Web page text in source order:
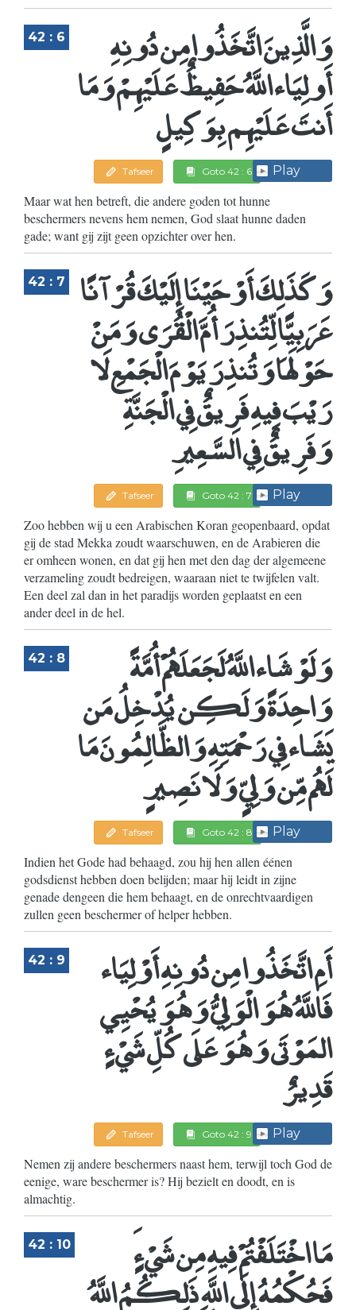
42 : 6 وَالَّذِينَ اتَّخَذُوا مِن دُونِهِ
أَولِيَاء اللَّهُ حَفِيظٌ عَلَيْهِمْ وَمَا
أَنتَ عَلَيْهِم بِوَكِيلٍ
Tafseer Goto 42 : 6 Play
Maar wat hen betreft, die andere goden tot hunne
beschermers nevens hem nemen, God slaat hunne daden
gade; want gij zijt geen opzichter over hen.
42 : 7 وَكَذَلِكَ أَوْحَيْنَا إِلَيْكَ قُرْآنًا
عَرَبِيًّا لِّتُنذِرَ أُمَّ الْقُرَى وَمَنْ
حَوْلَهَا وَتُنذِرَ يَوْمَ الْجَمْعِ لَا
رَيْبَ فِيهِ فَرِيقٌ فِي الْجَنَّةِ
وَفَرِيقٌ فِي السَّعِيرِ
Tafseer Goto 42 : 7 Play
Zoo hebben wij u een Arabischen Koran geopenbaard, opdat
gij de stad Mekka zoudt waarschuwen, en de Arabieren die
er omheen wonen, en dat gij hen met den dag der algemeene
verzameling zoudt bedreigen, waaraan niet te twijfelen valt.
Een deel zal dan in het paradijs worden geplaatst en een
ander deel in de hel.
42 : 8 وَلَوْ شَاء اللَّهُ لَجَعَلَهُمْ أُمَّةً
وَاحِدَةً وَلَكِن يُدْخِلُ مَن
يَشَاء فِي رَحْمَتِهِ وَالظَّالِمُونَ مَا
لَهُم مِّن وَلِيٍّ وَلَا نَصِيرٍ
Tafseer Goto 42 : 8 Play
Indien het Gode had behaagd, zou hij hen allen éénen
godsdienst hebben doen belijden; maar hij leidt in zijne
genade dengeen die hem behaagt, en de onrechtvaardigen
zullen geen beschermer of helper hebben.
42 : 9 أَمِ اتَّخَذُوا مِن دُونِهِ أَوْلِيَاء
فَاللَّهُ هُوَ الْوَلِيُّ وَهُوَ يُحْيِي
المَوْتَى وَهُوَ عَلَى كُلِّ شَيْءٍ
قَدِيرٌ
Tafseer Goto 42 : 9 Play
Nemen zij andere beschermers naast hem, terwijl toch God de
eenige, ware beschermer is? Hij bezielt en doodt, en is
almachtig.
42 : 10
فَحُكْمُهُ إِلَى اللَّهِ ذَلِكُمُ اللَّهُ